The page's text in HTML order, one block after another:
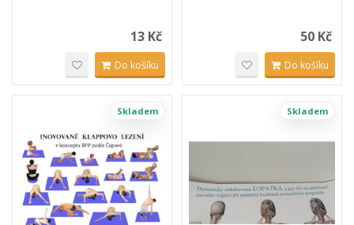
13 Kč
Do košíku
50 Kč
Do košíku
Skladem Skladem